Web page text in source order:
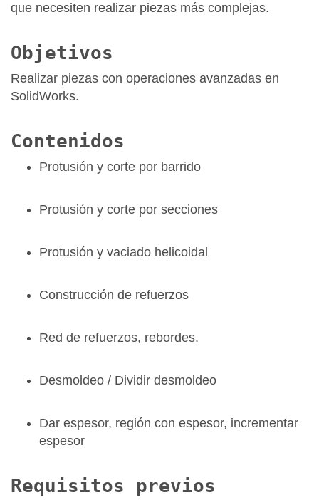
que necesiten realizar piezas más complejas.
Objetivos
Realizar piezas con operaciones avanzadas en
SolidWorks.
Contenidos
Protusión y corte por barrido
Protusión y corte por secciones
Protusión y vaciado helicoidal
Construcción de refuerzos
Red de refuerzos, rebordes.
Desmoldeo / Dividir desmoldeo
Dar espesor, región con espesor, incrementar
espesor
Requisitos previos